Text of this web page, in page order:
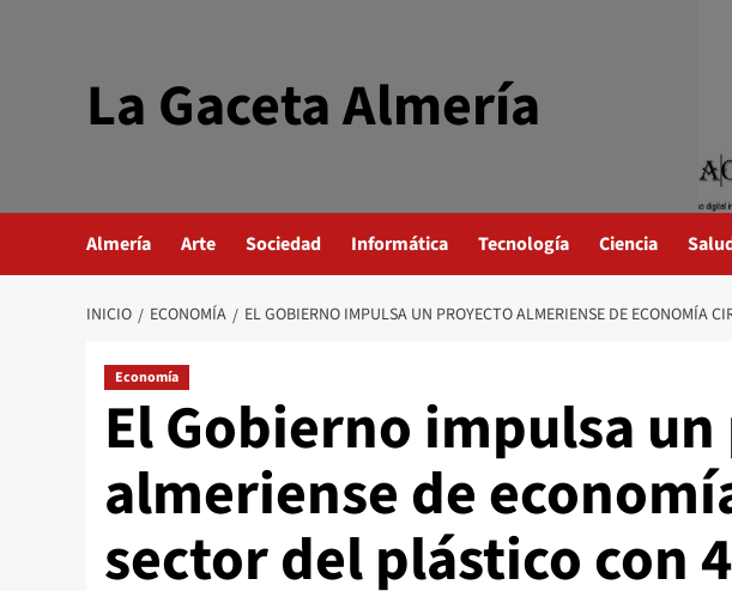
La Gaceta Almería
Almería Arte Sociedad Informática Tecnología Ciencia
INICIO ECONOMÍA EL GOBIERNO IMPULSA UN PROYECTO ALMERIENSE DE ECONOMÍA
Economía
El Gobierno impulsa
almeriense de
sector del plástico con